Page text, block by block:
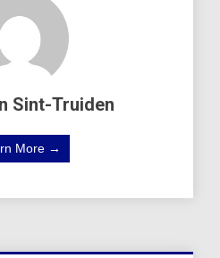
Sint-Truiden
More →